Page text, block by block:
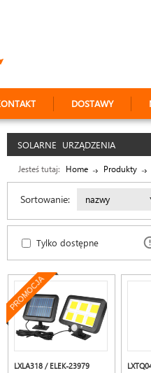
KONTAKT DOSTAWY
SOLARNE URZĄDZENIA
Jesteś tutaj: Home Produkty
Sortowanie: nazwy
Tylko dostępne
PROMOCJA
LXLA318 / ELEK-23979